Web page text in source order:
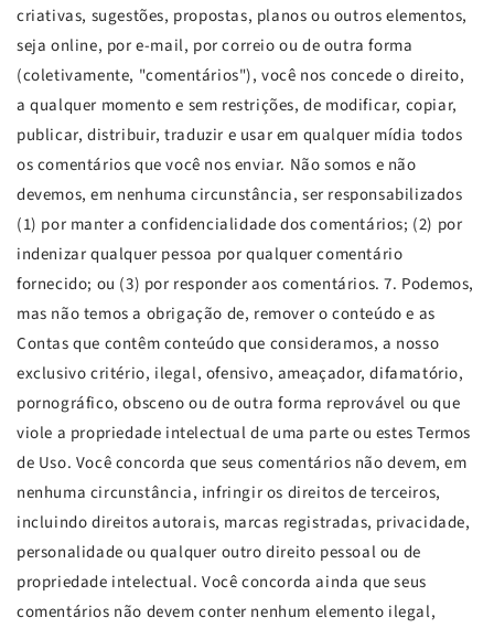
criativas, sugestões, propostas, planos ou outros elementos,
seja online, por e-mail, por correio ou de outra forma
(coletivamente, "comentários"), você nos concede o direito,
a qualquer momento e sem restrições, de modificar, copiar,
publicar, distribuir, traduzir e usar em qualquer mídia todos
os comentários que você nos enviar. Não somos e não
devemos, em nenhuma circunstância, ser responsabilizados
(1) por manter a confidencialidade dos comentários; (2) por
indenizar qualquer pessoa por qualquer comentário
fornecido; ou (3) por responder aos comentários. 7. Podemos,
mas não temos a obrigação de, remover o conteúdo e as
Contas que contêm conteúdo que consideramos, a nosso
exclusivo critério, ilegal, ofensivo, ameaçador, difamatório,
pornográfico, obsceno ou de outra forma reprovável ou que
viole a propriedade intelectual de uma parte ou estes Termos
de Uso. Você concorda que seus comentários não devem, em
nenhuma circunstância, infringir os direitos de terceiros,
incluindo direitos autorais, marcas registradas, privacidade,
personalidade ou qualquer outro direito pessoal ou de
propriedade intelectual. Você concorda ainda que seus
comentários não devem conter nenhum elemento ilegal,